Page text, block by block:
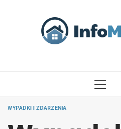
WYPADKI I ZDARZENIA